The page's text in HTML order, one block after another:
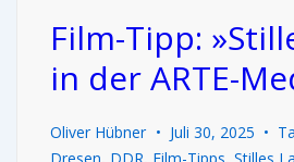
Film-Tipp:
in der ARTE-
Oliver Hübner Juli 30, 2025
Dresen, DDR, Film-Tipps, Stilles